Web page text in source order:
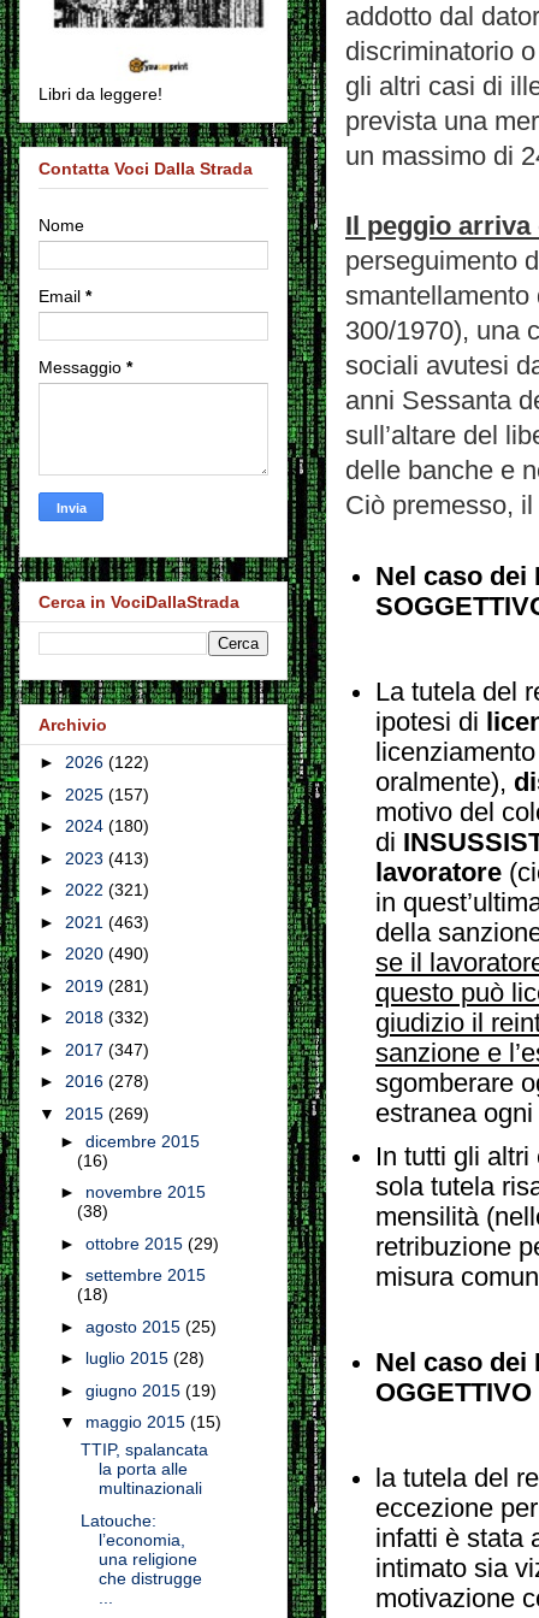
addotto dal
discriminatorio
gli altri casi di
prevista una
un massimo di
Il peggio arriva
perseguimento
smantellamento
300/1970), una
sociali avutesi
anni Sessanta
sull’altare del
delle banche e
Ciò premesso, il
Nel caso dei
La tutela del
ipotesi di
oralmente),
motivo del
di
lavoratore
in
della
se il
questo può
giudizio il
sanzione e
sgomberare
estranea
In tutti gli
sola tutela
mensilità
retribuzione
misura
Nel caso dei
la tutela del
eccezione
infatti è stata
intimato sia
motivazione
Libri da leggere!
Contatta Voci Dalla Strada
Nome
Email *
Messaggio *
Cerca in VociDallaStrada
Archivio
► 2026 (122)
► 2025 (157)
► 2024 (180)
► 2023 (413)
► 2022 (321)
► 2021 (463)
► 2020 (490)
► 2019 (281)
► 2018 (332)
► 2017 (347)
► 2016 (278)
▼ 2015 (269)
► dicembre 2015
(16)
► novembre 2015
(38)
► ottobre 2015 (29)
► settembre 2015
(18)
► agosto 2015 (25)
► luglio 2015 (28)
► giugno 2015 (19)
▼ maggio 2015 (15)
TTIP, spalancata
la porta alle
multinazionali
Latouche:
l’economia,
una religione
che distrugge